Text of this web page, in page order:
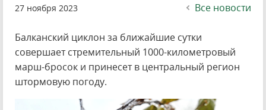
27 ноября 2023 Все новости
Балканский циклон за ближайшие сутки
совершает стремительный 1000-километровый
марш-бросок и принесет в центральный регион
штормовую погоду.